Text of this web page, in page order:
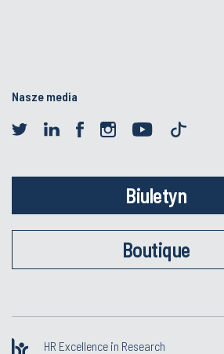
Nasze media
Biuletyn
Boutique
HR Excellence in Research